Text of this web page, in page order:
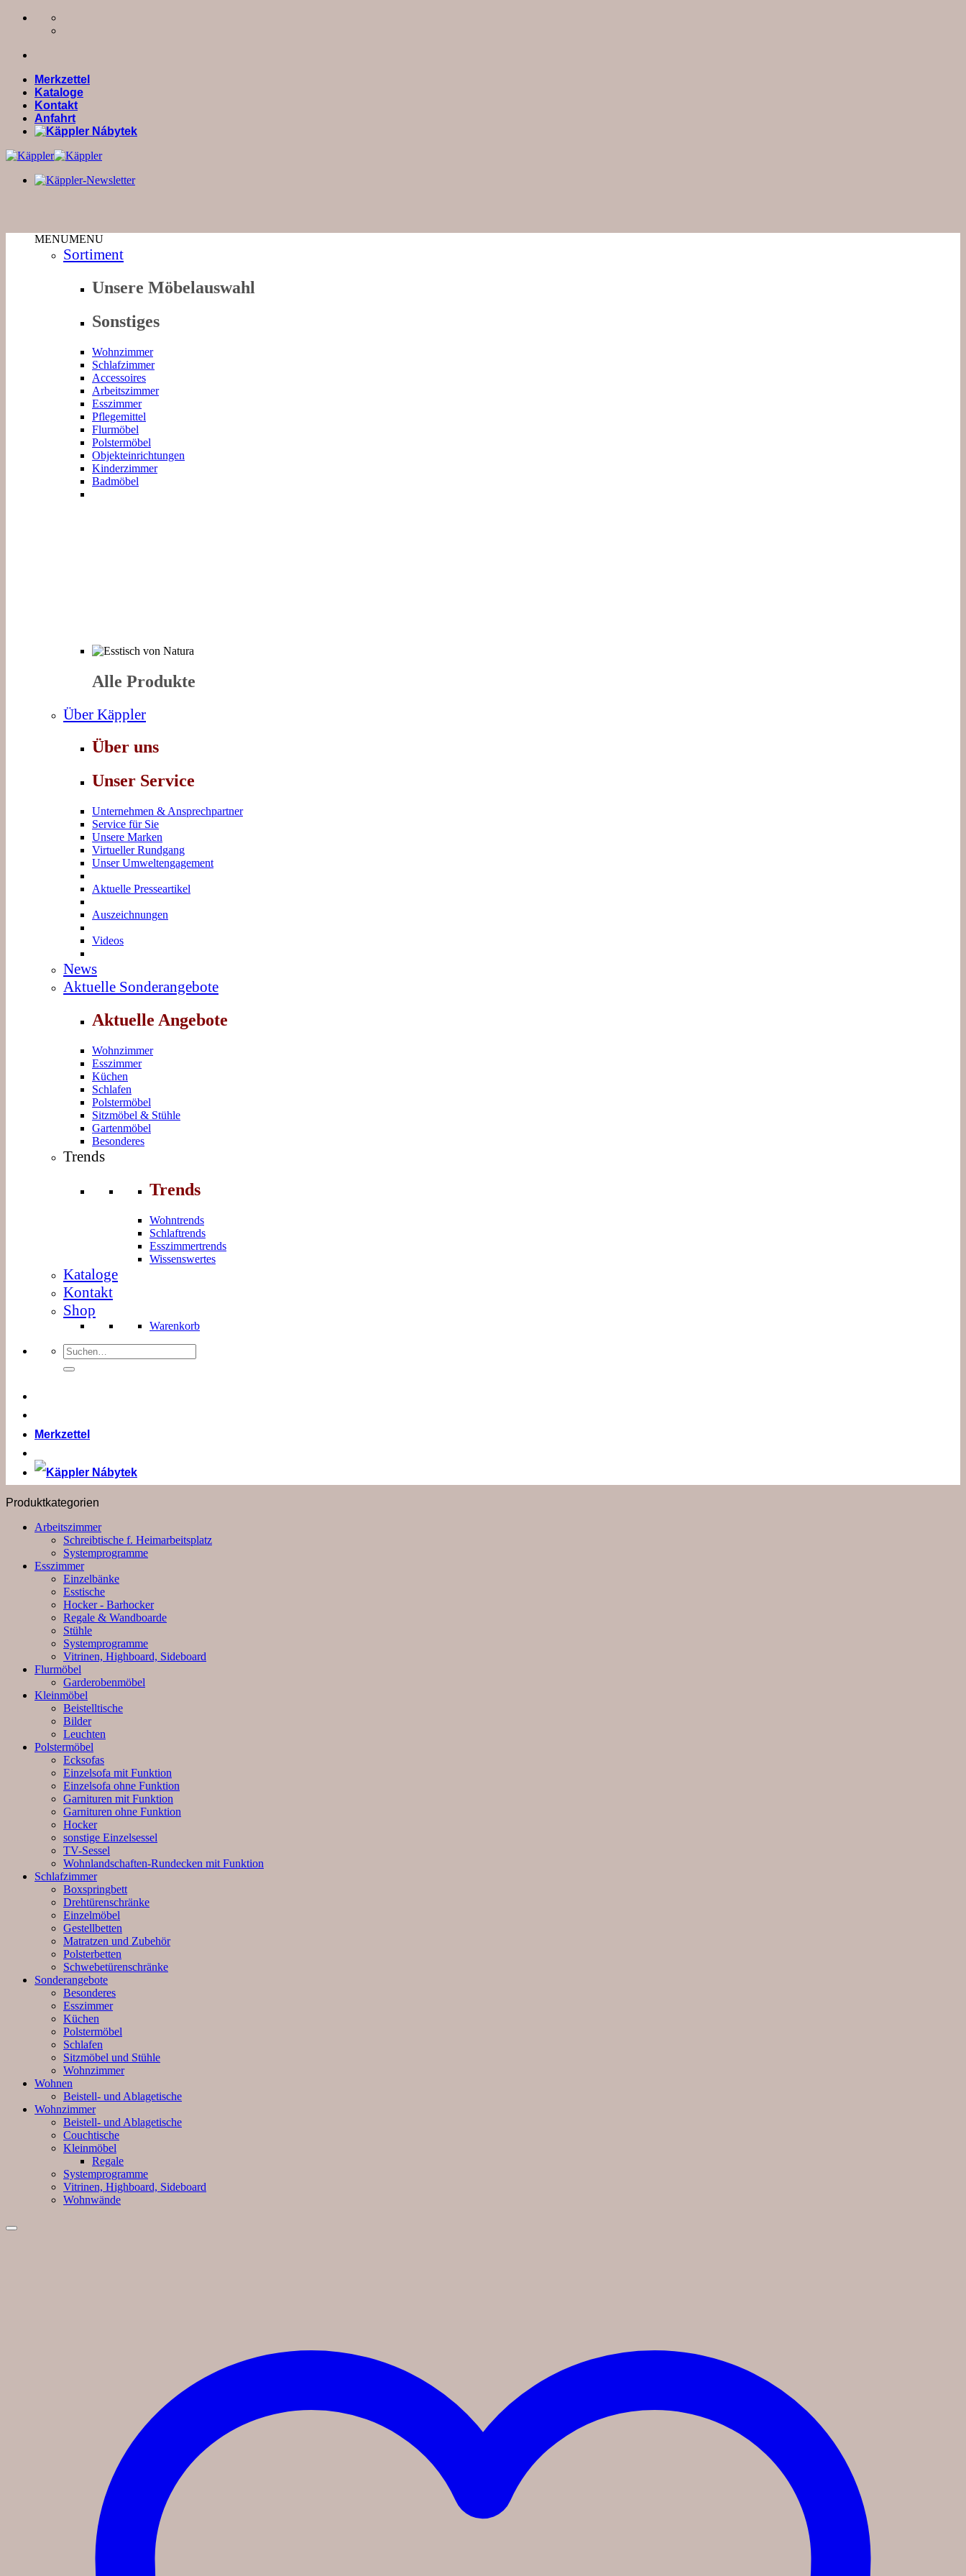
Zum
Merkzettel
Kataloge
Kontakt
Anfahrt
MENUMENU
Sortiment
Unsere Möbelauswahl
Sonstiges
Wohnzimmer
Schlafzimmer
Accessoires
Arbeitszimmer
Esszimmer
Pflegemittel
Flurmöbel
Polstermöbel
Objekteinrichtungen
Kinderzimmer
Badmöbel
Alle Produkte
Über Käppler
Über uns
Unser Service
Unternehmen & Ansprechpartner
Service für Sie
Unsere Marken
Virtueller Rundgang
Unser Umweltengagement
Aktuelle Presseartikel
Auszeichnungen
Videos
News
Aktuelle Sonderangebote
Aktuelle Angebote
Wohnzimmer
Esszimmer
Küchen
Schlafen
Polstermöbel
Sitzmöbel & Stühle
Gartenmöbel
Besonderes
Trends
Trends
Wohntrends
Schlaftrends
Esszimmertrends
Wissenswertes
Kataloge
Kontakt
Shop
Warenkorb
Suchen
nach:
Merkzettel
Produktkategorien
Arbeitszimmer
Schreibtische f. Heimarbeitsplatz
Systemprogramme
Esszimmer
Einzelbänke
Esstische
Hocker - Barhocker
Regale & Wandboarde
Stühle
Systemprogramme
Vitrinen, Highboard, Sideboard
Flurmöbel
Garderobenmöbel
Kleinmöbel
Beistelltische
Bilder
Leuchten
Polstermöbel
Ecksofas
Einzelsofa mit Funktion
Einzelsofa ohne Funktion
Garnituren mit Funktion
Garnituren ohne Funktion
Hocker
sonstige Einzelsessel
TV-Sessel
Wohnlandschaften-Rundecken mit Funktion
Schlafzimmer
Boxspringbett
Drehtürenschränke
Einzelmöbel
Gestellbetten
Matratzen und Zubehör
Polsterbetten
Schwebetürenschränke
Sonderangebote
Besonderes
Esszimmer
Küchen
Polstermöbel
Schlafen
Sitzmöbel und Stühle
Wohnzimmer
Wohnen
Beistell- und Ablagetische
Wohnzimmer
Beistell- und Ablagetische
Couchtische
Kleinmöbel
Regale
Systemprogramme
Vitrinen, Highboard, Sideboard
Wohnwände